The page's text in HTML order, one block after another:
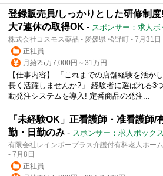
登録販売員/しっかりとした研修制
大7連休の取得OK - スポンサー：求人ボ
株式会社コスモス薬品 - 愛媛県 松野町 - 7月31日
正社員
月給25万7,000円～31万円
【仕事内容】 「これまでの店舗経験を活か
長く活躍しませんか?」 経験者に選ばれる3
動発注システムを導入! 定番商品の発注...
「未経験OK」正看護師・准看護師/
勤・日勤のみ - スポンサー：求人ボックス
有限会社レインボープラス介護付有料老人ホー
- 7月8日
正社員